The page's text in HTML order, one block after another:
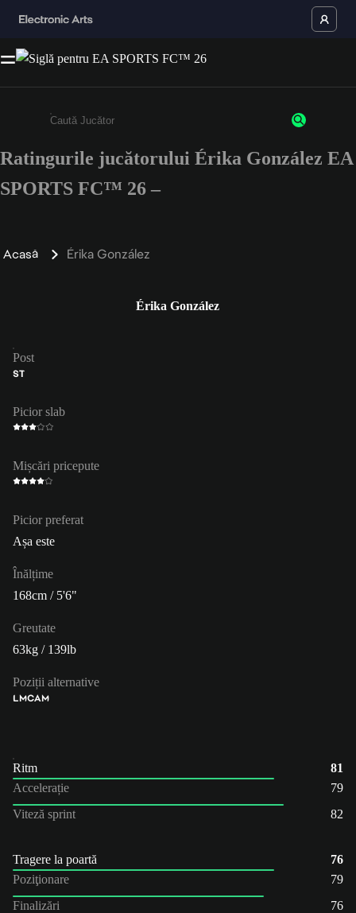
Enter a minimum of 3 characters or numbers
Ratingurile jucătorului Érika González EA
SPORTS FC™ 26 –
Acasă Érika González
Érika González
Post
ST
Picior slab
Mișcări pricepute
Picior preferat
Așa este
Înălțime
168cm / 5'6"
Greutate
63kg / 139lb
Poziții alternative
LMCAM
Ritm
81
Accelerație
79
Viteză sprint
82
Tragere la poartă
76
Poziţionare
79
Finalizări
76